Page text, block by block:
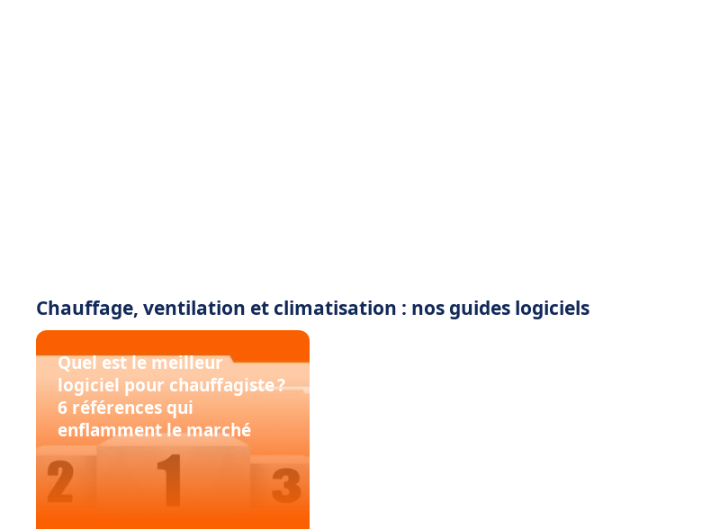
Chauffage, ventilation et climatisation : nos guides logiciels
Quel est le meilleur
logiciel pour chauffagiste ?
6 références qui
enflamment le marché